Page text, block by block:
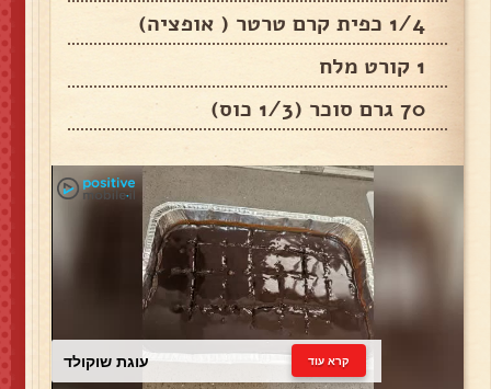
1/4 כפית קרם טרטר ( אופציה)
1 קורט מלח
70 גרם סוכר (1/3 כוס)
סלט תירס קרא עוד